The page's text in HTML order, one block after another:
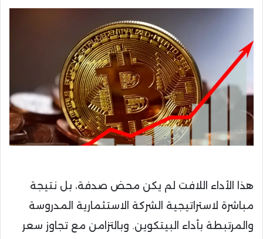
هذا الأداء اللافت لم يكن محض صدفة، بل نتيجة
مباشرة لاستراتيجية الشركة الاستثمارية المدروسة
والمرتبطة بأداء البيتكوين. وبالتزامن مع تجاوز سعر